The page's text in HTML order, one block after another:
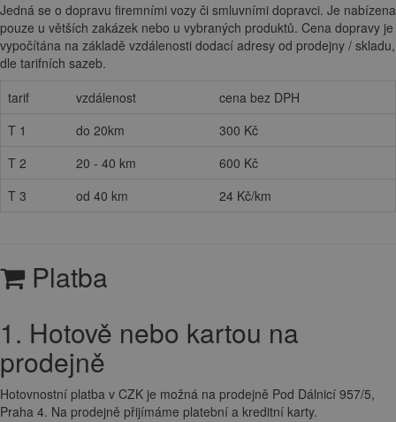
Jedná se o dopravu firemními vozy či smluvními dopravci. Je nabízena
pouze u větších zakázek nebo u vybraných produktů. Cena dopravy je
vypočítána na základě vzdálenosti dodací adresy od prodejny / skladu,
dle tarifních sazeb.
tarif
vzdálenost
cena bez DPH
T 1
do 20km
300 Kč
T 2
20 - 40 km
600 Kč
T 3
od 40 km 24 Kč/km
Platba
1. Hotově nebo kartou na
prodejně
Hotovnostní platba v CZK je možná na prodejně Pod Dálnicí 957/5,
Praha 4. Na prodejně přijímáme platební a kreditní karty.